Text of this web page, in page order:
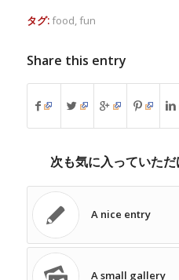
タグ:food,fun
Share this entry
次も気に入っていただ
A nice entry
A small gallery